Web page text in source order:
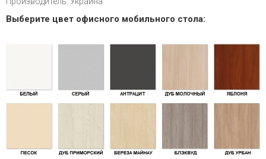
Выберите цвет офисного мобильного стола: